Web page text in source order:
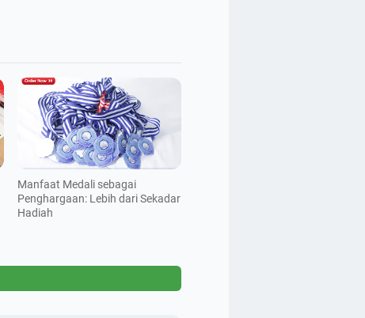
Manfaat Medali sebagai
Penghargaan: Lebih dari Sekadar
Hadiah